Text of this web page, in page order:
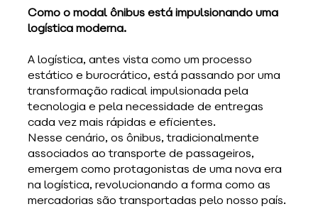
Como o modal ônibus está impulsionando uma
logística moderna.
A logística, antes vista como um processo
estático e burocrático, está passando por uma
transformação radical impulsionada pela
tecnologia e pela necessidade de entregas
cada vez mais rápidas e eficientes.
Nesse cenário, os ônibus, tradicionalmente
associados ao transporte de passageiros,
emergem como protagonistas de uma nova era
na logística, revolucionando a forma como as
mercadorias são transportadas pelo nosso país.